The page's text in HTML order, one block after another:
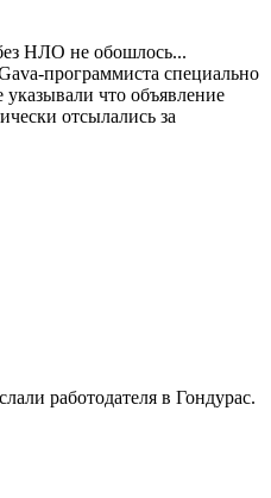
НЛО не обошлось...
программиста специально
что объявление
отсылались за
работодателя в Гондурас.